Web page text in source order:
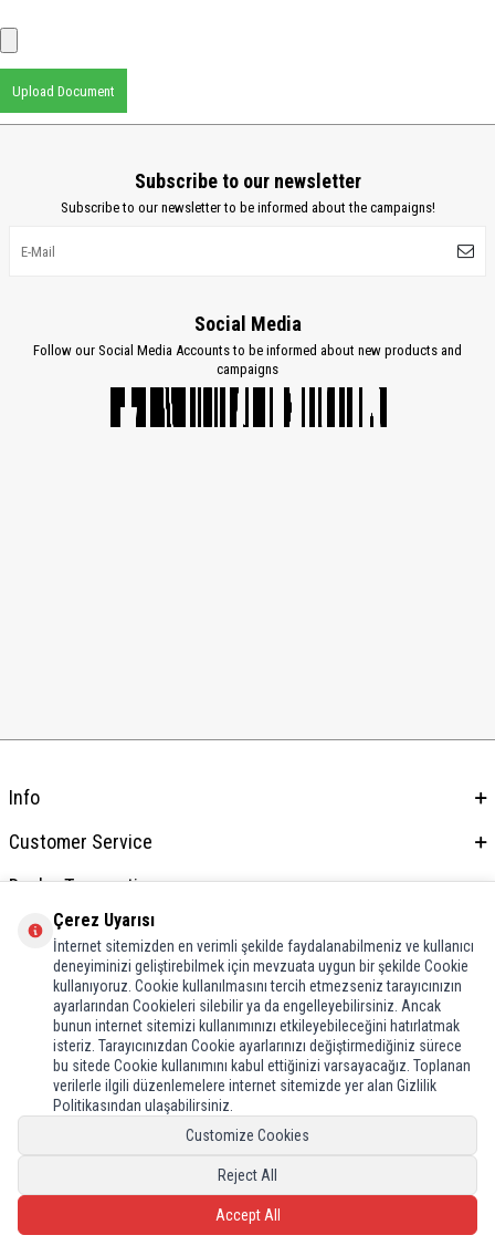
Upload Document
Subscribe to our newsletter
Subscribe to our newsletter to be informed about the campaigns!
Social Media
Follow our Social Media Accounts to be informed about new products and
campaigns
Info
Customer Service
Dealer Transactions
Address & Contact
Çerez Uyarısı
İnternet sitemizden en verimli şekilde faydalanabilmeniz ve kullanıcı
deneyiminizi geliştirebilmek için mevzuata uygun bir şekilde Cookie
kullanıyoruz. Cookie kullanılmasını tercih etmezseniz tarayıcınızın
ayarlarından Cookieleri silebilir ya da engelleyebilirsiniz. Ancak
bunun internet sitemizi kullanımınızı etkileyebileceğini hatırlatmak
isteriz. Tarayıcınızdan Cookie ayarlarınızı değiştirmediğiniz sürece
bu sitede Cookie kullanımını kabul ettiğinizi varsayacağız. Toplanan
verilerle ilgili düzenlemelere internet sitemizde yer alan Gizlilik
Politikasından ulaşabilirsiniz.
Customize Cookies
Reject All
Accept All